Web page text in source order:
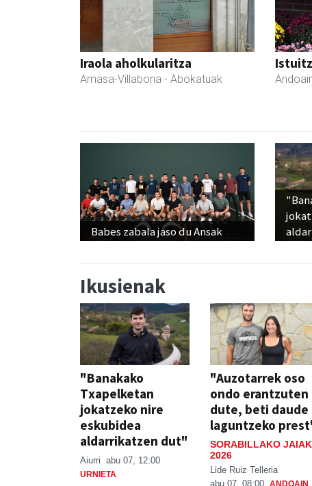
Iraola aholkularitza
Amasa-Villabona - Abokatuak
Babes zabala jaso du Ansak
Ikusienak
"Banakako
Txapelketan
jokatzeko nire
eskubidea
aldarrikatzen dut"
Aiurri abu 07, 12:00
URNIETA
"Auzotarrek oso
ondo erantzuten
dute, beti daude
laguntzeko
SORABILLAKO JAIAK
2026
Lide Ruiz Telleria
abu 07, 08:00 ANDOAIN